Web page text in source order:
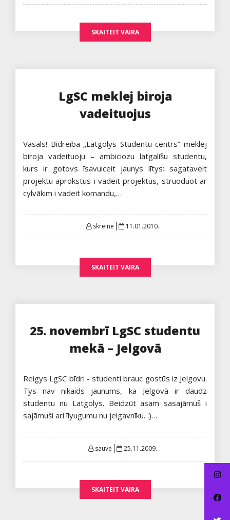
SKAITEIT VAIRA
LgSC meklej biroja
vadeituojus
Vasals! Bīdreiba „Latgolys Studentu centrs” meklej
biroja vadeituoju – ambiciozu latgalīšu studentu,
kurs ir gotovs īsavuiceit jaunys lītys: sagataveit
projektu aprokstus i vadeit projektus, struoduot ar
cylvākim i vadeit komandu,…
skreine
Posted
11.01.2010.
SKAITEIT VAIRA
25. novembrī LgSC studentu
mekā – Jelgovā
Reigys LgSC bīdri - studenti brauc gostūs iz Jelgovu.
Tys nav nikaids jaunums, ka Jelgovā ir daudz
studentu nu Latgolys. Beidzūt asam sasajāmuš i
sajāmuši ari īlyugumu nu jelgavnīku. :)…
sauve
Posted
25.11.2009.
SKAITEIT VAIRA